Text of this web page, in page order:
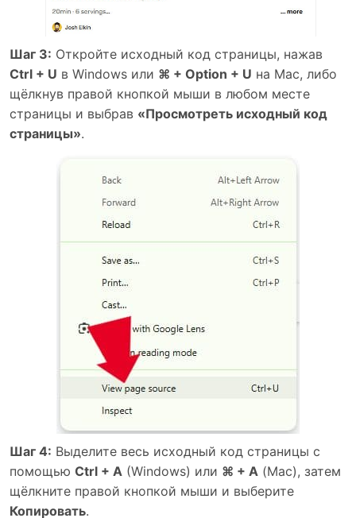
Шаг 3: Откройте исходный код страницы, нажав
Ctrl + U в Windows или ⌘ + Option + U на Mac, либо
щёлкнув правой кнопкой мыши в любом месте
страницы и выбрав «Просмотреть исходный код
страницы».
Шаг 4: Выделите весь исходный код страницы с
помощью Ctrl + A (Windows) или ⌘ + A (Mac), затем
щёлкните правой кнопкой мыши и выберите
Копировать.